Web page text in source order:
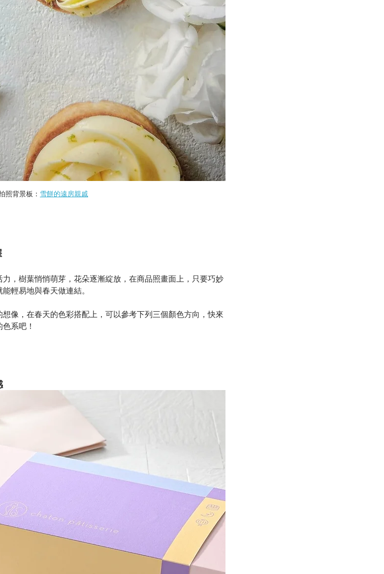
照背景板： 雪餅的遠房親戚
，樹葉悄悄萌芽，花朵逐漸綻放，在商品照畫面上，只要巧妙
輕易地與春天做連結。
像，在春天的色彩搭配上，可以參考下列三個顏色方向，快來
系吧！